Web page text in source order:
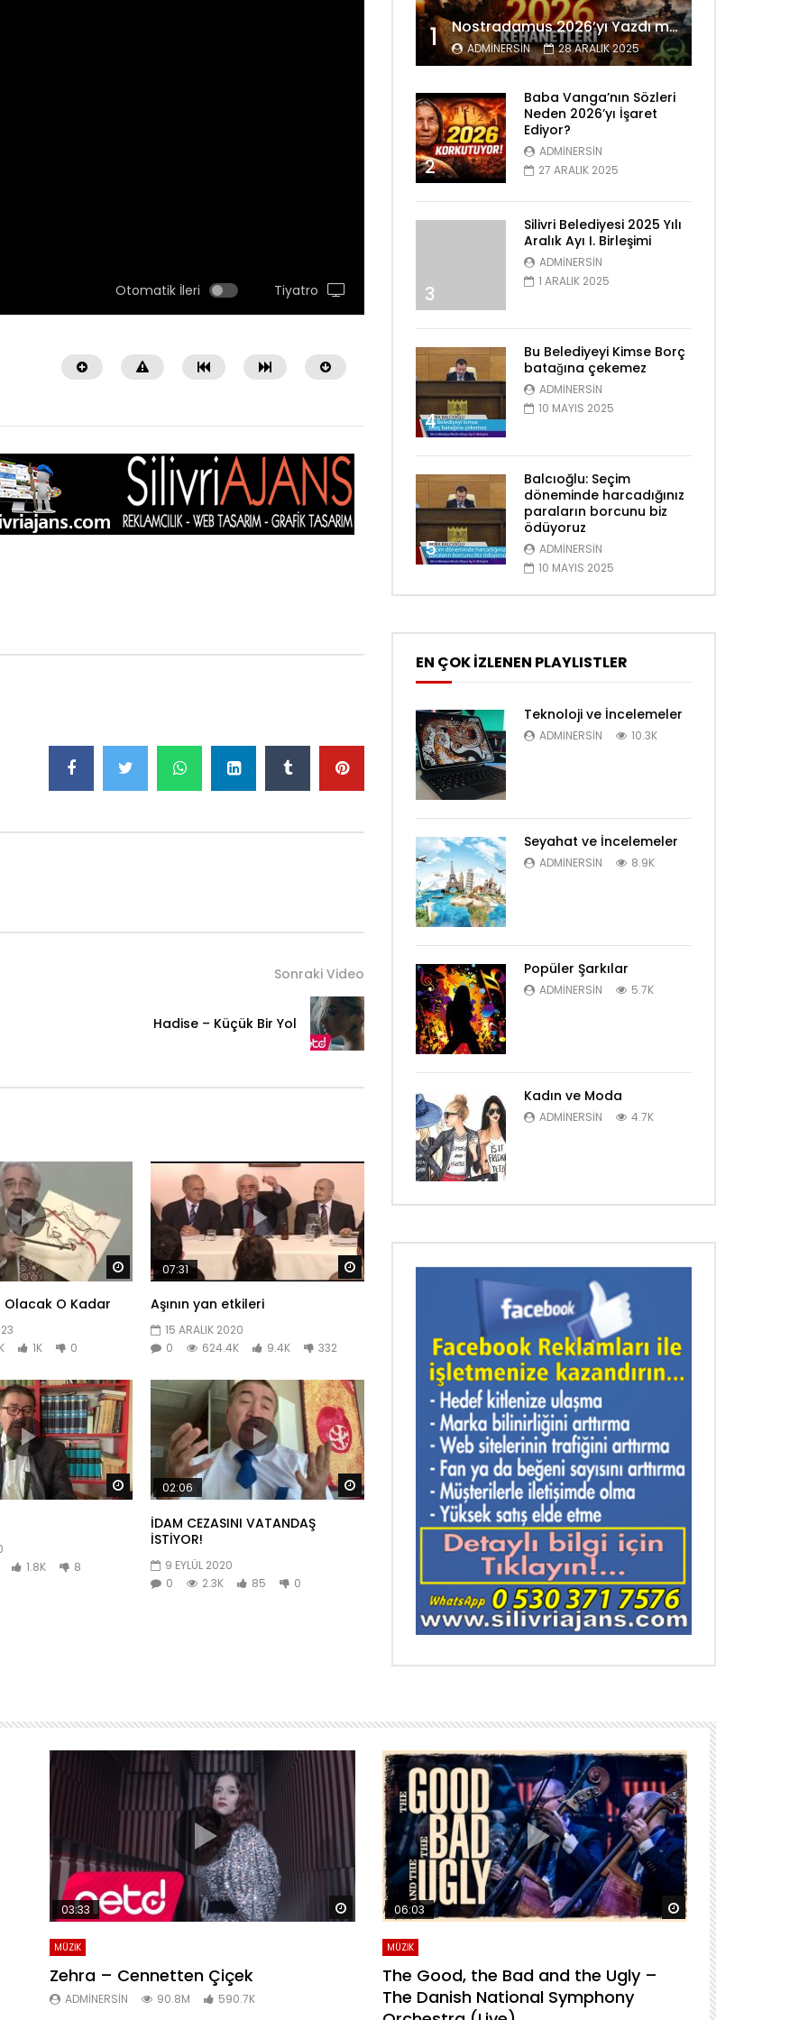
Otomatik İleri Tiyatro
Daha sonra izle
02:21
HESAPLAR BİZDEN!
10 ARALIK 2020
26 EKIM 2020
Sonraki Video
Hadise – Küçük Bir Yol
Daha sonra izle
Olacak O Kadar
1K 0
Daha sonra izle
07:31
Aşının yan etkileri
15 ARALIK 2020
0
624.4K 9.4K 332
Daha sonra izle
1.8K 8
Daha sonra izle
02:06
İDAM CEZASINI VATANDAŞ
İSTİYOR!
9 EYLÜL 2020
0
2.3K 85 0
1 Nostradamus 2026’yı Yazdı mı? Tüyler Ürperten Kehanetler
ADMINERSIN 28 ARALIK 2025
2
Baba Vanga’nın Sözleri
Neden 2026’yı İşaret
Ediyor?
ADMINERSIN
27 ARALIK 2025
3
Silivri Belediyesi 2025 Yılı
Aralık Ayı I. Birleşimi
ADMINERSIN
1 ARALIK 2025
4
Bu Belediyeyi Kimse Borç
batağına çekemez
ADMINERSIN
10 MAYIS 2025
5
Balcıoğlu: Seçim
döneminde harcadığınız
paraların borcunu biz
ödüyoruz
ADMINERSIN
10 MAYIS 2025
EN ÇOK İZLENEN PLAYLISTLER
Teknoloji ve İncelemeler
ADMINERSIN 10.3K
Seyahat ve İncelemeler
ADMINERSIN 8.9K
Popüler Şarkılar
ADMINERSIN 5.7K
Kadın ve Moda
ADMINERSIN 4.7K
Daha sonra izle Daha sonra izle
03:33
MÜZİK
Zehra – Cennetten Çiçek
ADMINERSIN 90.8M 590.7K
Daha sonra izle
06:03
MÜZİK
The Good, the Bad and the Ugly –
The Danish National Symphony
For A Few
National